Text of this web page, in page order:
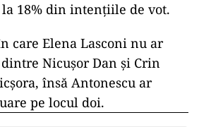
18% din intențiile de vot.
care Elena Lasconi nu ar
Nicușor Dan și Crin
însă Antonescu ar
pe locul doi.